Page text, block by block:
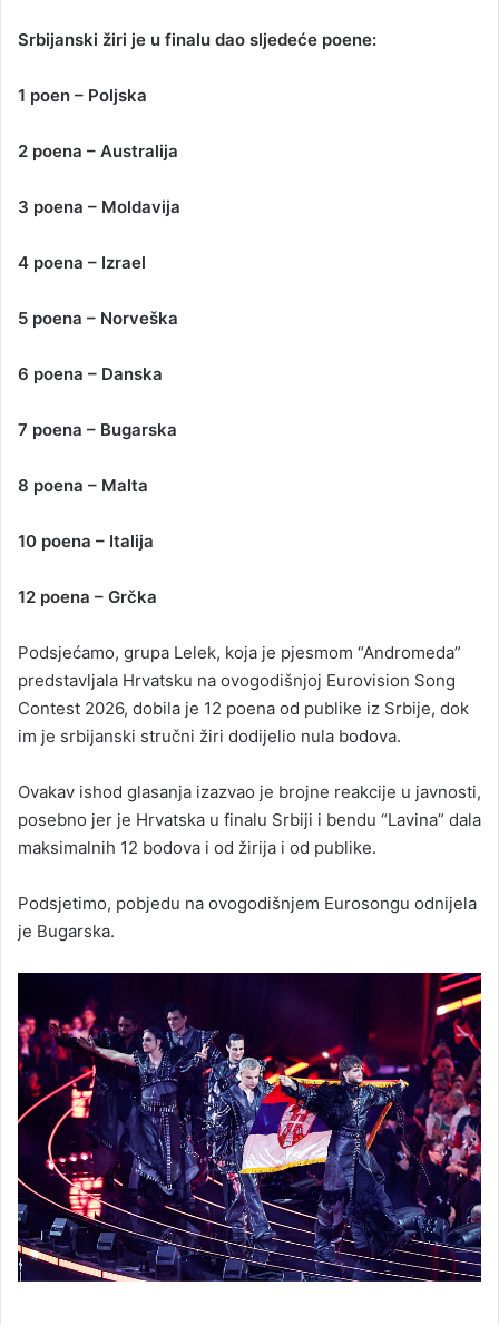
Srbijanski žiri je u finalu dao sljedeće poene:
1 poen – Poljska
2 poena – Australija
3 poena – Moldavija
4 poena – Izrael
5 poena – Norveška
6 poena – Danska
7 poena – Bugarska
8 poena – Malta
10 poena – Italija
12 poena – Grčka
Podsjećamo, grupa Lelek, koja je pjesmom “Andromeda”
predstavljala Hrvatsku na ovogodišnjoj Eurovision Song
Contest 2026, dobila je 12 poena od publike iz Srbije, dok
im je srbijanski stručni žiri dodijelio nula bodova.
Ovakav ishod glasanja izazvao je brojne reakcije u javnosti,
posebno jer je Hrvatska u finalu Srbiji i bendu “Lavina” dala
maksimalnih 12 bodova i od žirija i od publike.
Podsjetimo, pobjedu na ovogodišnjem Eurosongu odnijela
je Bugarska.